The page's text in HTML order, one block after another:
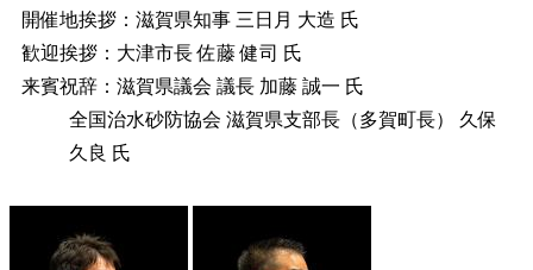
開催地挨拶：滋賀県知事 三日月 大造 氏
歓迎挨拶：大津市長 佐藤 健司 氏
来賓祝辞：滋賀県議会 議長 加藤 誠一 氏
全国治水砂防協会 滋賀県支部長（多賀町長） 久保
久良 氏